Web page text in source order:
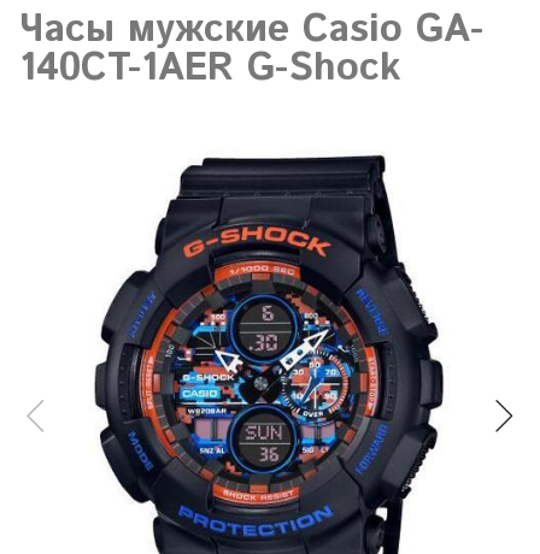
Часы мужские Casio GA-
140CT-1AER G-Shock